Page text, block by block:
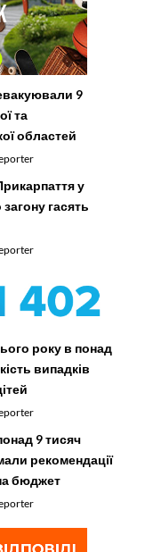
9
та
областей
у
гасять
року в понад
випадків
9 тисяч
рекомендації
бюджет